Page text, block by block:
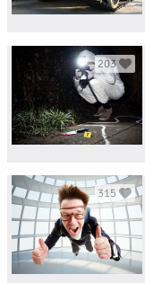
203
315